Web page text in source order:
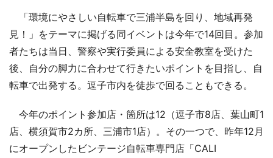
「環境にやさしい自転車で三浦半島を回り、地域再発
見！」をテーマに掲げる同イベントは今年で14回目。参加
者たちは当日、警察や実行委員による安全教室を受けた
後、自分の脚力に合わせて行きたいポイントを目指し、自
転車で出発する。逗子市内を徒歩で回ることもできる。
今年のポイント参加店・箇所は12（逗子市8店、葉山町1
店、横須賀市2カ所、三浦市1店）。その一つで、昨年12月
にオープンしたビンテージ自転車専門店「CALI